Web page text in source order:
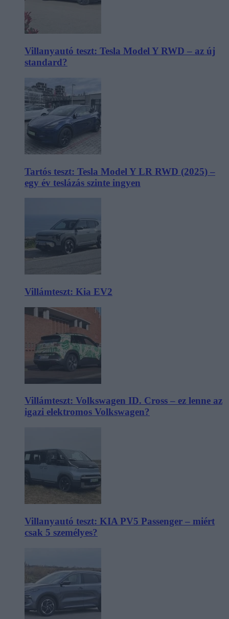
Villanyautó teszt: Tesla Model Y RWD – az új
standard?
Tartós teszt: Tesla Model Y LR RWD (2025) –
egy év teslázás szinte ingyen
Villámteszt: Kia EV2
Villámteszt: Volkswagen ID. Cross – ez lenne az
igazi elektromos Volkswagen?
Villanyautó teszt: KIA PV5 Passenger – miért
csak 5 személyes?